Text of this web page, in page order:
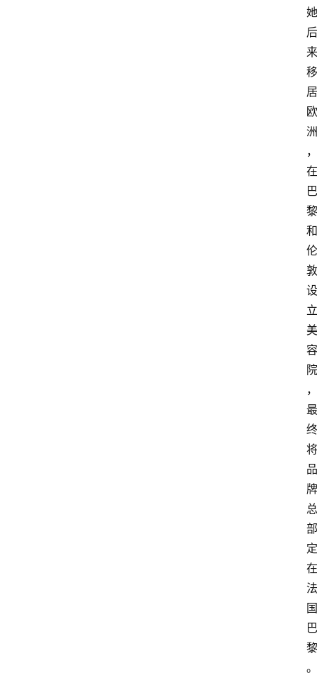
她
后
来
移
居
欧
洲
，
在
巴
黎
和
伦
敦
设
立
美
容
院
，
最
终
将
品
牌
总
部
定
在
法
国
巴
黎
。